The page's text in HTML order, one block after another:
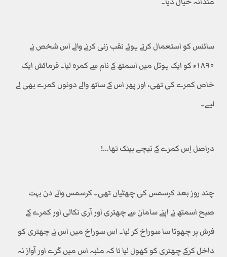
سائنس کو استعمال کرتے ہوئے نقب زنی کرنے والے اس شخص نے
۱۸۹۰ء کو ایک ہوٹل میں اسمتھ کے نام سے کمرہ لیا۔ فرمائش ایک
خاص کمرے کی تھی، اور پھر اس کے ساتھ والے دونوں کمرے بھی لے
لیے۔
دراصل اِس کمرے کے نیچے بینک تھا…!
چند روز بعد کرسمس کی چھٹیاں تھی۔ کرسمس والے دن بہت
صبح اسمتھ نے اپنے سامان سے چھتری اور آری نکالی اور کمرے کے
فرش پر چھوٹا سا سوراخ کر لیا۔ اس سوراخ میں اس نے چھتری کو
داخل کرکے چھتری کو کھول لیا تا کہ ملبہ اس میں گرے اور آواز نہ